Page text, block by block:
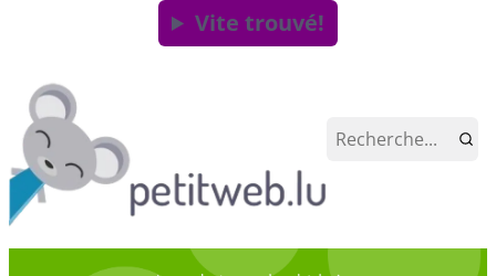
Vite trouvé!